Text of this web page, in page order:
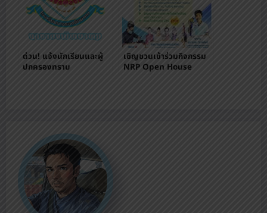
ด่วน! แจ้งนักเรียนและผู้
ปกครองทราบ
เชิญชวนเข้าร่วมกิจกรรม
NRP Open House